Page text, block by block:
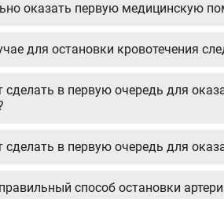
оказать первую медицинскую
для остановки кровотечения
сделать в первую очередь для
сделать в первую очередь для
способ остановки